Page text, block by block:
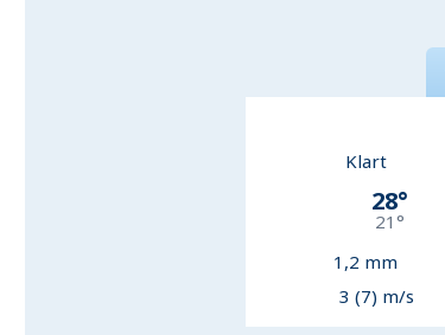
Klart
28°
21 °
1,2 mm
3 (7) m/s